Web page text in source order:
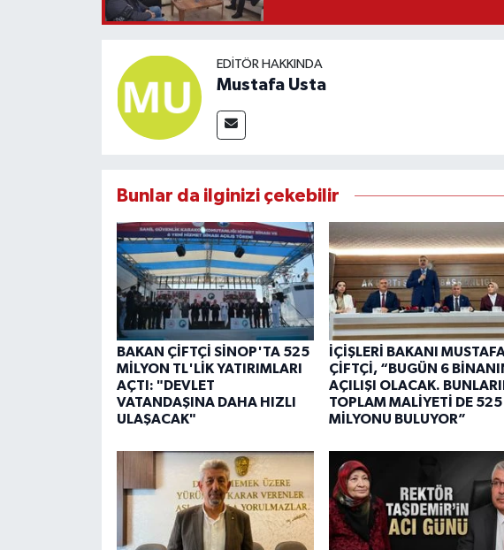
EDITÖR HAKKINDA
Mustafa Usta
Bunlar da ilginizi çekebilir
BAKAN ÇİFTÇİ SİNOP'TA 525
MİLYON TL'LİK YATIRIMLARI
AÇTI: "DEVLET
VATANDAŞINA DAHA HIZLI
ULAŞACAK"
İÇİŞLERİ BAKANI
ÇİFTÇİ, “BUGÜN 6
AÇILIŞI OLACAK.
TOPLAM MALİYETİ DE 525
MİLYONU BULUYOR”